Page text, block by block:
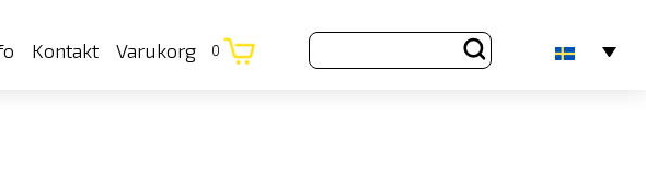
Kontakt Varukorg 0